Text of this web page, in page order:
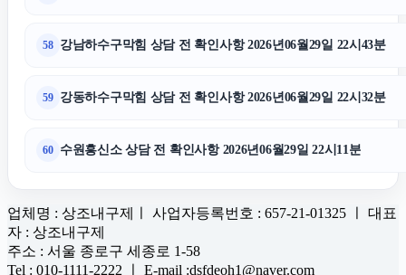
58 강남하수구막힘 상담 전 확인사항 2026년06월29일 22시43분
59 강동하수구막힘 상담 전 확인사항 2026년06월29일 22시32분
60 수원흥신소 상담 전 확인사항 2026년06월29일 22시11분
업체명 : 상조내구제ㅣ 사업자등록번호 : 657-21-01325 ㅣ 대표
자 : 상조내구제
주소 : 서울 종로구 세종로 1-58
Tel : 010-1111-2222 ㅣ E-mail :dsfdeoh1@naver.com